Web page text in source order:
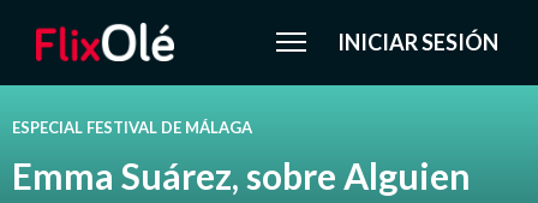
INICIAR SESIÓN
ESPECIAL FESTIVAL DE MÁLAGA
Emma Suárez, sobre Alguien